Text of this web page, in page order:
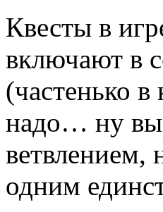
Квесты в
включают в
(частенько
надо… ну вы
ветвлением,
одним